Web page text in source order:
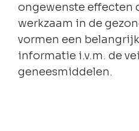
ongewenste effecten
werkzaam in de
vormen een
informatie i.v.m. de
geneesmiddelen.